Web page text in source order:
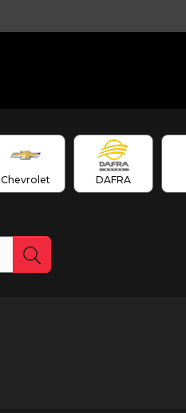
Chevrolet DAFRA